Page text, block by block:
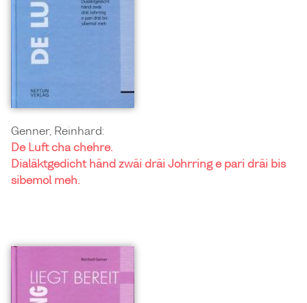
Genner, Reinhard:
De Luft cha chehre.
Dialäktgedicht händ zwäi dräi Johrring e pari dräi bis
sibemol meh.